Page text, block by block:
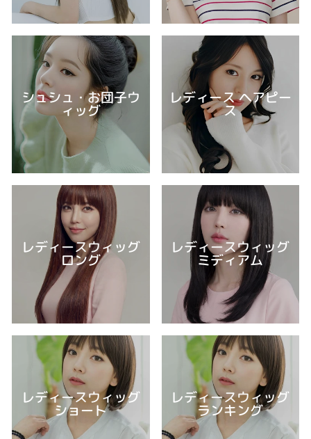
シュシュ・お団子ウ
ィッグ
レディース ヘアピー
ス
レディースウィッグ
ロング
レディースウィッグ
ミディアム
レディースウィッグ
ショート
レディースウィッグ
ランキング